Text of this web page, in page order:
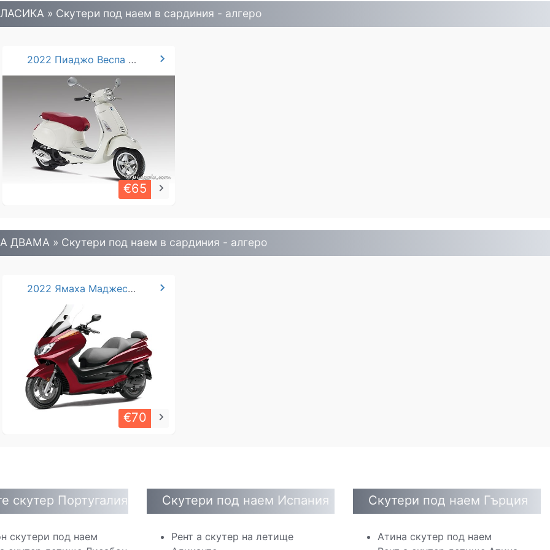
» Скутери под наем в сардиния - алгеро
2022 Пиаджо Веспа 125cc chevron_right
€65 keyboard_arrow_right
ДВАМА » Скутери под наем в сардиния - алгеро
2022 Ямаха Маджести 400cc chevron_right
€70 keyboard_arrow_right
скутер Португалия
скутери под наем
Скутери под наем Испания
Рент а скутер на летище
Скутери под наем Гърция
Атина скутер под наем